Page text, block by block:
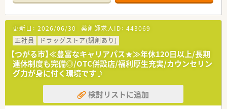
≪こんな薬局です≫
労働組合もある、青森県内で展開されている調剤薬局です。
育児休業、看護休暇の取得実績もあり。
確定拠出年金・確定給付年金も完備されており、長く勤務する上
で安心の精度が整っています。
奨学貸付金制度もあり、返済免除制度も完備。
今後の奨学金の返済が不安･･･でもいきなり高年収で教えてもら
えない環境も今後のキャリアアップが不安･･･という方には安心
の精度があります。
有給休暇もしっかり利用できる環境なのでライフワークバラン
ス重視の方に大変オススメです。
更新日： 2026/06/30 薬剤師求人ID： 443069
正社員
ドラッグストア(調剤あり)
【つがる市】≪豊富なキャリアパス★≫年休120日以上/長期
連休制度も完備◎/OTC併設店/福利厚生充実/カウンセリン
グ力が身に付く環境です♪
検討リストに追加